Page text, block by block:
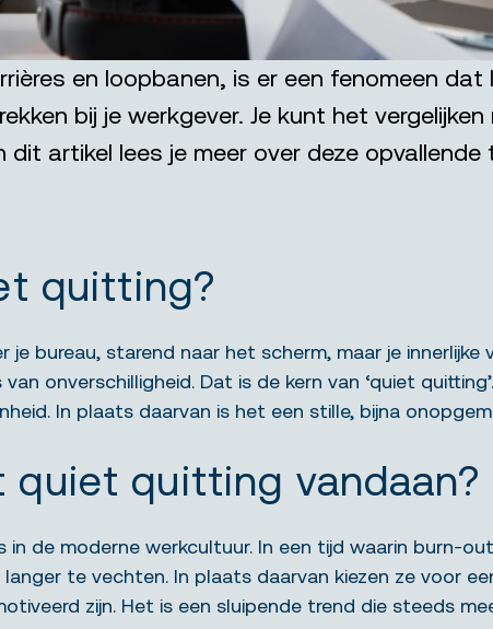
en loopbanen, is er een fenomeen
bij je werkgever. Je kunt het
dit artikel lees je meer over deze
quitting?
je bureau, starend naar het scherm, maar je
onverschilligheid. Dat is de kern van ‘quiet
In plaats daarvan is het een stille, bijna
quiet quitting vandaan?
de moderne werkcultuur. In een tijd waarin burn-
te vechten. In plaats daarvan kiezen ze voor
zijn. Het is een sluipende trend die steeds